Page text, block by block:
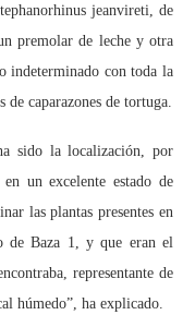
jeanvireti, de
premolar de leche y otra
indeterminado con toda la
caparazones de tortuga.
sido la localización, por
un excelente estado de
las plantas presentes en
de Baza 1, y que eran el
representante de
húmedo”, ha explicado.